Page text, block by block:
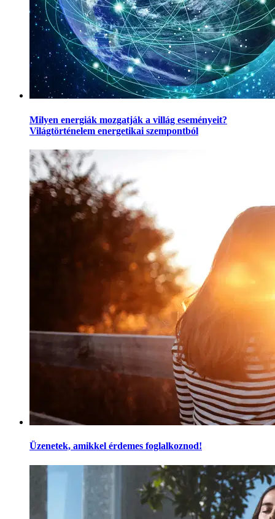
Milyen energiák mozgatják a villág eseményeit?
Világtörténelem energetikai szempontból
Üzenetek, amikkel érdemes foglalkoznod!